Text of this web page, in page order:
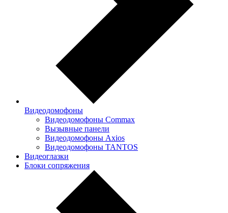
Видеодомофоны
Видеодомофоны Commax
Вызывные панели
Видеодомофоны Axios
Видеодомофоны TANTOS
Видеоглазки
Блоки сопряжения